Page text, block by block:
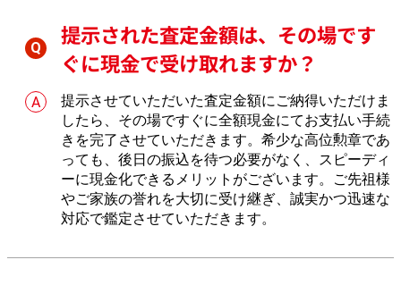
ていただきます。
提示された査定金額は、その場です
ぐに現金で受け取れますか？
提示させていただいた査定金額にご納得いただけま
したら、その場ですぐに全額現金にてお支払い手続
きを完了させていただきます。希少な高位勲章であ
っても、後日の振込を待つ必要がなく、スピーディ
ーに現金化できるメリットがございます。ご先祖様
やご家族の誉れを大切に受け継ぎ、誠実かつ迅速な
対応で鑑定させていただきます。